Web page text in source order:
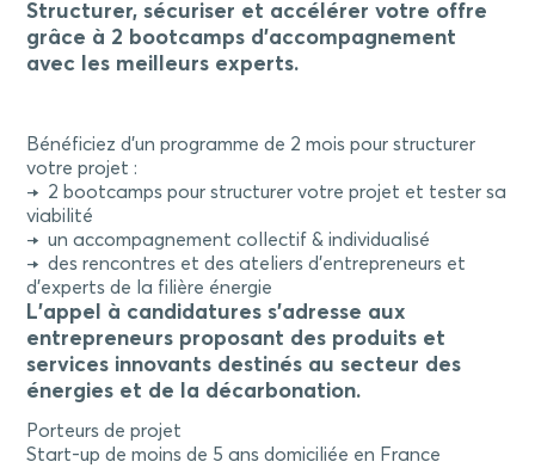
Structurer, sécuriser et accélérer votre offre
grâce à 2 bootcamps d’accompagnement
avec les meilleurs experts.
Bénéficiez d’un programme de 2 mois pour structurer
votre projet :
→ 2 bootcamps pour structurer votre projet et tester sa
viabilité
→ un accompagnement collectif & individualisé
→ des rencontres et des ateliers d’entrepreneurs et
d’experts de la filière énergie
L’appel à candidatures s’adresse aux
entrepreneurs proposant des produits et
services innovants destinés au secteur des
énergies et de la décarbonation.
Porteurs de projet
Start-up de moins de 5 ans domiciliée en France